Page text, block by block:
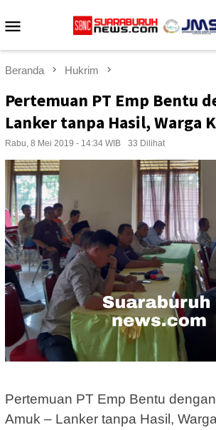
ke
Beranda Hukrim
Pertemuan PT Emp Bentu
Lanker tanpa Hasil, Warga
Rabu, 8 Mei 2019 - 14:34 WIB 33 Dilihat
Pertemuan PT Emp Bentu dengan
Amuk – Lanker tanpa Hasil, Warga